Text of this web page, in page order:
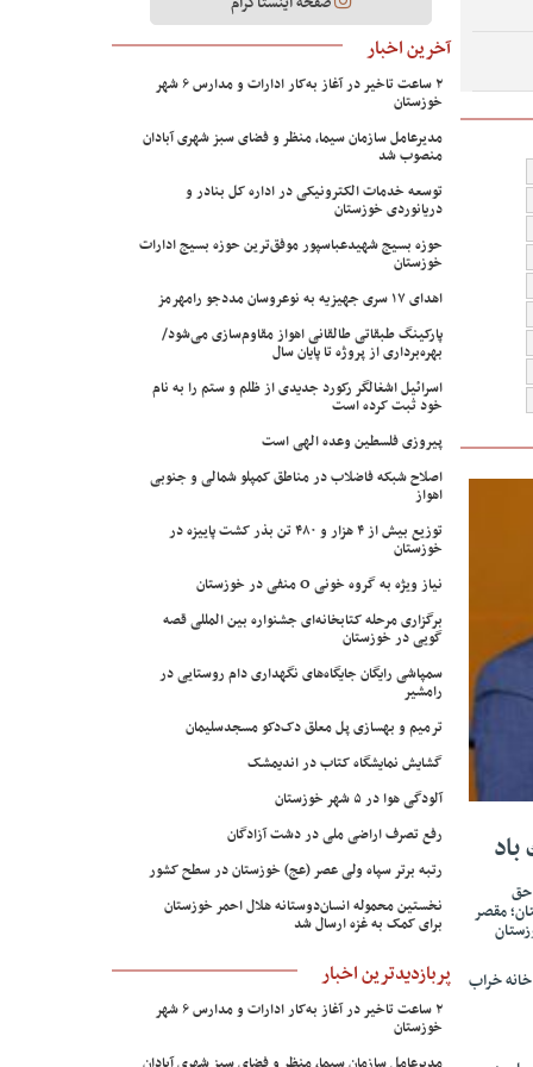
حق
مقصر
خراب
آخرین اخبار
۲ ساعت تاخیر در آغاز به‌کار ادارات و مدارس ۶ شهر
خوزستان
مدیرعامل سازمان سیما، منظر و فضای سبز شهری آبادان
منصوب شد
توسعه خدمات الکترونیکی در اداره کل بنادر و
دریانوردی خوزستان
حوزه بسیج شهیدعباسپور موفق‌ترین حوزه بسیج ادارات
خوزستان
اهدای ۱۷ سری جهیزیه به نوعروسان مددجو رامهرمز
پارکینگ طبقاتی طالقانی اهواز مقاوم‌سازی می‌شود/
بهره‌برداری از پروژه تا پایان سال
اسرائیل اشغالگر رکورد جدیدی از ظلم و ستم را به نام
خود ثبت کرده است
پیروزی فلسطین وعده الهی است
اصلاح شبکه فاضلاب در مناطق کمپلو شمالی و جنوبی
اهواز
توزیع بیش از ۴ هزار و ۴۸۰ تن بذر کشت پاییزه در
خوزستان
نیاز ویژه به گروه خونی O منفی در خوزستان
برگزاری مرحله کتابخانه‌ای جشنواره بین المللی قصه
گویی در خوزستان
سمپاشی رایگان جایگاه‌های نگهداری دام روستایی در
رامشیر
ترمیم و بهسازی پل معلق دک‌دکو مسجدسلیمان
گشایش نمایشگاه کتاب در اندیمشک
آلودگی هوا در ۵ شهر خوزستان
رفع تصرف اراضی ملی در دشت آزادگان
رتبه برتر سپاه ولی عصر (عج) خوزستان در سطح کشور
نخستین محموله انسان‌دوستانه هلال احمر خوزستان
برای کمک به غزه ارسال شد
پربازدیدترین اخبار
۲ ساعت تاخیر در آغاز به‌کار ادارات و مدارس ۶ شهر
خوزستان